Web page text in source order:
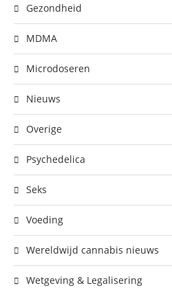
Gezondheid
MDMA
Microdoseren
Nieuws
Overige
Psychedelica
Seks
Voeding
Wereldwijd cannabis nieuws
Wetgeving & Legalisering